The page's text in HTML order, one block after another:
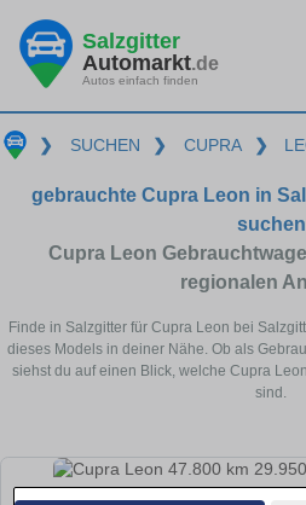
Salzgitter
Automarkt.de
Autos einfach finden
❯ SUCHEN ❯ CUPRA ❯
gebrauchte Cupra Leon in
suchen
Cupra Leon
regionalen
Finde in Salzgitter für Cupra Leon bei
dieses Models in deiner Nähe. Ob als
siehst du auf einen Blick, welche Cupra
sind.